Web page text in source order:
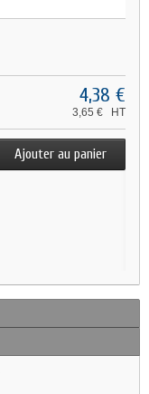
4,38 €
3,65 € HT